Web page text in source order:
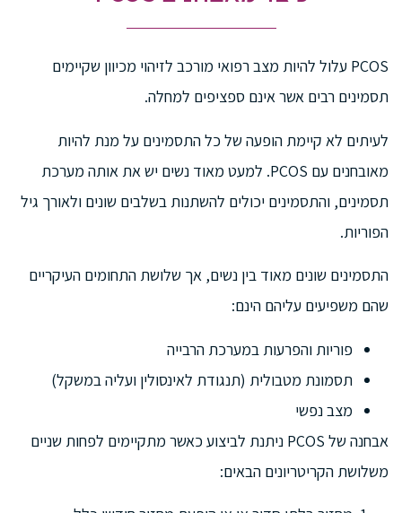
PCOS עלול להיות מצב רפואי מורכב לזיהוי מכיוון שקיימים
תסמינים רבים אשר אינם ספציפים למחלה.
לעיתים לא קיימת הופעה של כל התסמינים על מנת להיות
מאובחנים עם PCOS. למעט מאוד נשים יש את אותה מערכת
תסמינים, והתסמינים יכולים להשתנות בשלבים שונים ולאורך גיל
הפוריות.
התסמינים שונים מאוד בין נשים, אך שלושת התחומים העיקריים
שהם משפיעים עליהם הינם:
פוריות והפרעות במערכת הרבייה
תסמונת מטבולית (תנגודת לאינסולין ועליה במשקל)
מצב נפשי
אבחנה של PCOS ניתנת לביצוע כאשר מתקיימים לפחות שניים
משלושת הקריטריונים הבאים: